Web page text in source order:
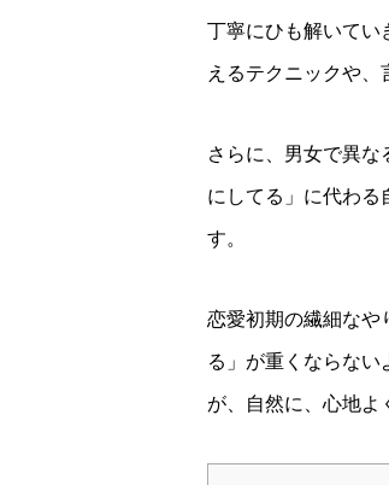
丁寧にひも解いてい
えるテクニックや、
さらに、男女で異
にしてる」に代わる
す。
恋愛初期の繊細なや
る」が重くならな
が、自然に、心地よ